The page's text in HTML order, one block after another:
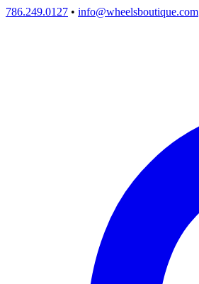
786.249.0127 • info@wheelsboutique.com